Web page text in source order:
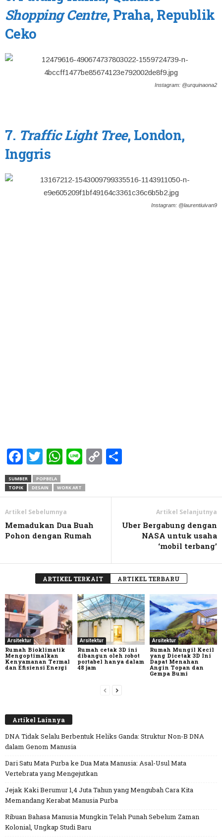
Shopping Centre, Praha, Republik
Ceko
Instagram: @urquinaona2
7. Traffic Light Tree, London,
Inggris
Instagram: @laurentiuivan9
Facebook
Twitter
WhatsApp
LineCopy
SUMBER
POPBELA
TOPIK
DESAIN WORK ART
Artikel Sebelumnya
Memadukan Dua Buah
Pohon dengan Rumah
Artikel Selanjutnya
Uber Bergabung dengan
NASA untuk usaha
‘mobil terbang’
ARTIKEL TERKAIT ARTIKEL TERBARU
Arsitektur
Rumah Bioklimatik
Mengoptimalkan
Kenyamanan Termal
dan Efisiensi Energi
Arsitektur
Rumah cetak 3D ini
dibangun oleh robot
portabel hanya dalam
48 jam
Arsitektur
Rumah Mungil Kecil
yang Dicetak 3D Ini
Dapat Menahan
Angin Topan dan
Gempa Bumi
Artikel Lainnya
DNA Tidak Selalu Berbentuk Heliks Ganda: Struktur Non-B DNA
dalam Genom Manusia
Dari Satu Mata Purba ke Dua Mata Manusia: Asal-Usul Mata
Vertebrata yang Mengejutkan
Jejak Kaki Berumur 1,4 Juta Tahun yang Mengubah Cara Kita
Memandang Kerabat Manusia Purba
Ribuan Bahasa Manusia Mungkin Telah Punah Sebelum Zaman
Kolonial, Ungkap Studi Baru